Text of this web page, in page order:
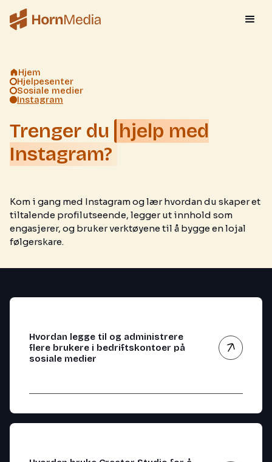
Hjem
Hjelpesenter
Sosiale medier
Instagram
Trenger du hjelp med
Instagram?
Kom i gang med Instagram og lær hvordan du skaper et
tiltalende profilutseende, legger ut innhold som
engasjerer, og bruker verktøyene til å bygge en lojal
følgerskare.
Hvordan legge til og administrere
flere brukere i bedriftskontoer på
sosiale medier